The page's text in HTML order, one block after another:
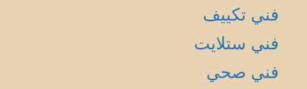
فني تكييف
فني ستلايت
فني صحي